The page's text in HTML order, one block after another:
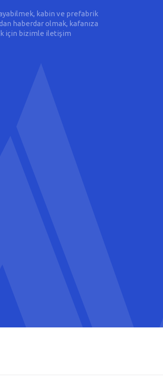
kabin ve prefabrik
haberdar olmak, kafanıza
için bizimle iletişim